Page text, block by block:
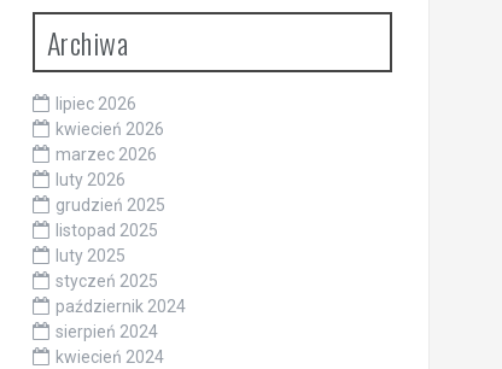
Archiwa
lipiec 2026
kwiecień 2026
marzec 2026
luty 2026
grudzień 2025
listopad 2025
luty 2025
styczeń 2025
październik 2024
sierpień 2024
kwiecień 2024